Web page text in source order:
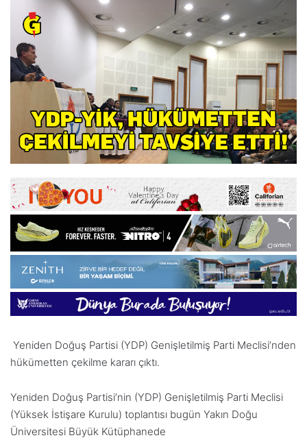
Yeniden Doğuş Partisi (YDP) Genişletilmiş Parti Meclisi’nden
hükümetten çekilme kararı çıktı.
Yeniden Doğuş Partisi’nin (YDP) Genişletilmiş Parti Meclisi
(Yüksek İstişare Kurulu) toplantısı bugün Yakın Doğu
Üniversitesi Büyük Kütüphanede